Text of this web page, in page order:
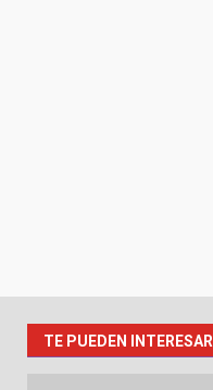
TE PUEDEN INTERESAR